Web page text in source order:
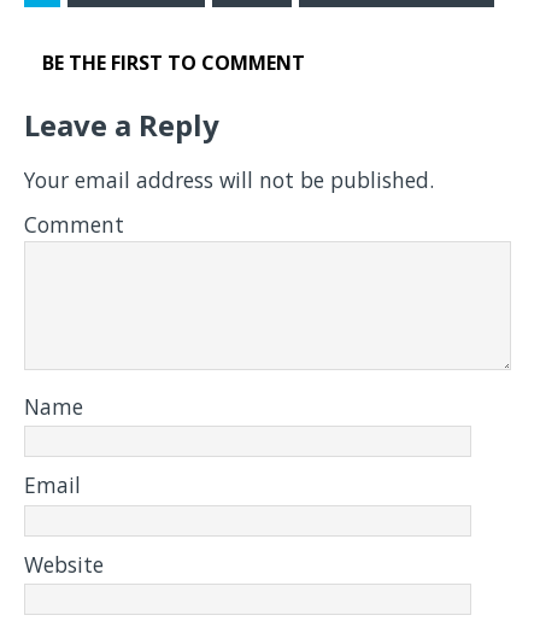
BE THE FIRST TO COMMENT
Leave a Reply
Your email address will not be published.
Comment
Name
Email
Website